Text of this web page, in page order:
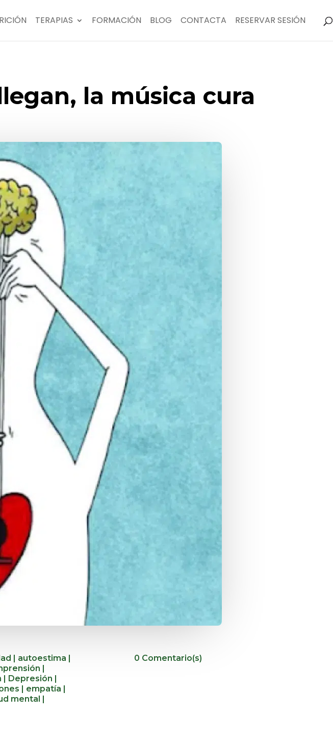
TERAPIAS FORMACIÓN BLOG CONTACTA RESERVAR SESIÓN
la música cura
| autoestima |
|
| Depresión |
| empatía |
mental |
0 Comentario(s)